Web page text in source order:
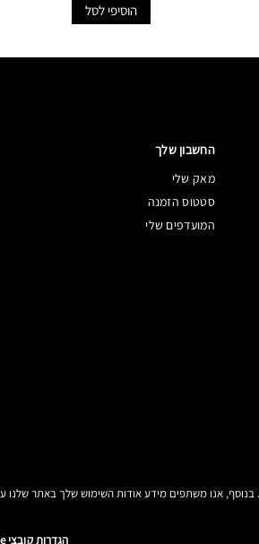
הוסיפי לסל
החשבון שלך
מאק שלי
סטטוס הזמנה
המועדפים שלי
הגדרות קובצי Cookie